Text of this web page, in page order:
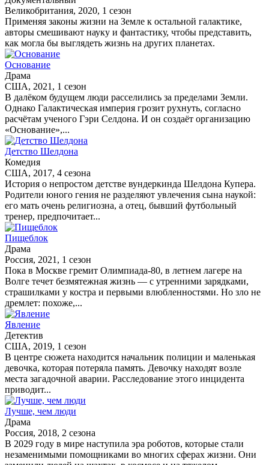
Великобритания, 2020, 1 сезон
Применяя законы жизни на Земле к остальной галактике,
авторы смешивают науку и фантастику, чтобы представить,
как могла бы выглядеть жизнь на других планетах.
Основание
Драма
США, 2021, 1 сезон
В далёком будущем люди расселились за пределами Земли.
Однако Галактическая империя грозит рухнуть, согласно
расчётам ученого Гэри Селдона. И он создаёт организацию
«Основание»,...
Детство Шелдона
Комедия
США, 2017, 4 сезона
История о непростом детстве вундеркинда Шелдона Купера.
Родители юного гения не разделяют увлечения сына наукой:
его мать очень религиозна, а отец, бывший футбольный
тренер, предпочитает...
Пищеблок
Драма
Россия, 2021, 1 сезон
Пока в Москве гремит Олимпиада-80, в летнем лагере на
Волге течет безмятежная жизнь — с утренними зарядками,
страшилками у костра и первыми влюбленностями. Но зло не
дремлет: похоже,...
Явление
Детектив
США, 2019, 1 сезон
В центре сюжета находится начальник полиции и маленькая
девочка, которая потеряла память. Девочку находят возле
места загадочной аварии. Расследование этого инцидента
приводит...
Лучше, чем люди
Драма
Россия, 2018, 2 сезона
В 2029 году в мире наступила эра роботов, которые стали
незаменимыми помощниками во многих сферах жизни. Они